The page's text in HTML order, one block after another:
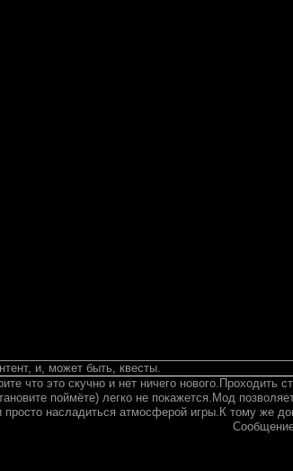
и, может быть, квесты.
что это скучно и нет ничего
поймёте) легко не покажется.Мод
просто насладиться атмосферой игры.К тому же